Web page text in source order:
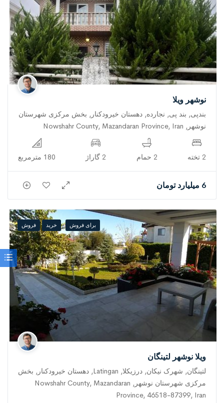
نوشهر ویلا
بندپی, بند پی, نجارده, دهستان خیرودکنار, بخش مرکزی شهرستان
نوشهر, Nowshahr County, Mazandaran Province, Iran
2 تخته 2 حمام 2 گاراژ 180 مترمربع
6 میلیارد تومان
برای فروش خرید فروش
ویلا نوشهر لتینگان
لتینگان, شهرک نیکان, درزیکلا, Latingan, دهستان خیرودکنار, بخش
مرکزی شهرستان نوشهر, Nowshahr County, Mazandaran
Province, 46518-87399, Iran